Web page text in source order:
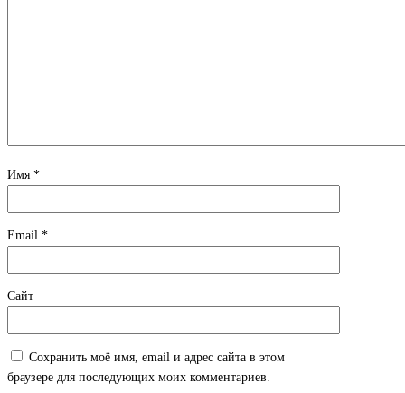
Имя *
Email *
Сайт
Сохранить моё имя, email и адрес сайта в этом
браузере для последующих моих комментариев.